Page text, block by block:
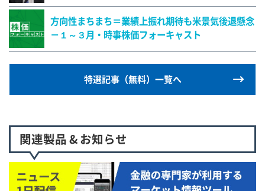
方向性まちまち＝業績上振れ期待も米景気後退懸念
－１～３月・時事株価フォーキャスト
特選記事（無料）一覧へ
関連製品 & お知らせ